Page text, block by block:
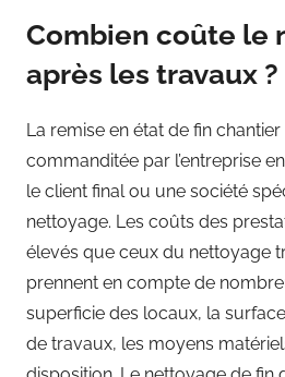
Combien coûte le
après les travaux ?
La remise en état de fin
commanditée par l’entreprise
le client final ou une société
nettoyage. Les coûts des
élevés que ceux du nettoyage
prennent en compte de
superficie des locaux, la
de travaux, les moyens